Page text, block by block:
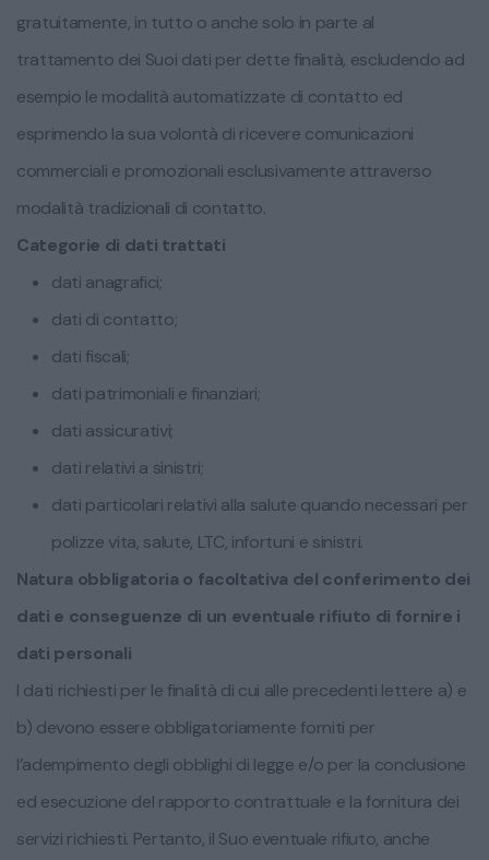
gratuitamente, in tutto o anche solo in parte al
trattamento dei Suoi dati per dette finalità, escludendo ad
esempio le modalità automatizzate di contatto ed
esprimendo la sua volontà di ricevere comunicazioni
commerciali e promozionali esclusivamente attraverso
modalità tradizionali di contatto.
Categorie di dati trattati
dati anagrafici;
dati di contatto;
dati fiscali;
dati patrimoniali e finanziari;
dati assicurativi;
dati relativi a sinistri;
dati particolari relativi alla salute quando necessari per
polizze vita, salute, LTC, infortuni e sinistri.
Natura obbligatoria o facoltativa del conferimento dei
dati e conseguenze di un eventuale rifiuto di fornire i
dati personali
I dati richiesti per le finalità di cui alle precedenti lettere a) e
b) devono essere obbligatoriamente forniti per
l’adempimento degli obblighi di legge e/o per la conclusione
ed esecuzione del rapporto contrattuale e la fornitura dei
servizi richiesti. Pertanto, il Suo eventuale rifiuto, anche